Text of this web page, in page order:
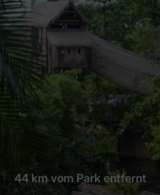
44 km vom Park entfernt